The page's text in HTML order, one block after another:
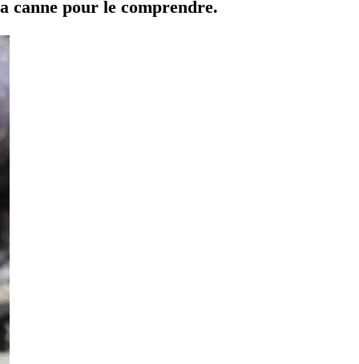
canne pour le comprendre.